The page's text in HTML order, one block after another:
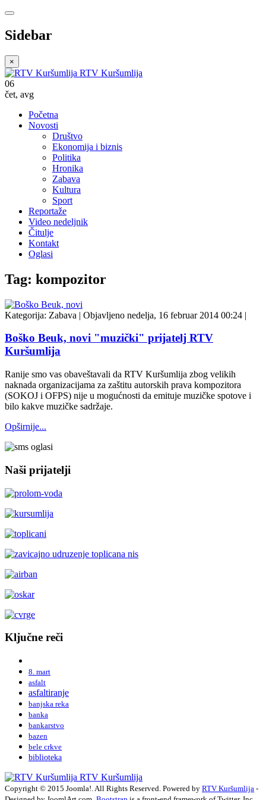
Sidebar
×
RTV Kuršumlija
06
čet, avg
Početna
Novosti
Društvo
Ekonomija i biznis
Politika
Hronika
Zabava
Kultura
Sport
Reportaže
Video nedeljnik
Čitulje
Kontakt
Oglasi
Tag: kompozitor
Kategorija: Zabava | Objavljeno nedelja, 16 februar 2014 00:24 |
Boško Beuk, novi "muzički" prijatelj RTV
Kuršumlija
Ranije smo vas obaveštavali da RTV Kuršumlija zbog velikih
naknada organizacijama za zaštitu autorskih prava kompozitora
(SOKOJ i OFPS) nije u mogućnosti da emituje muzičke spotove i
bilo kakve muzičke sadržaje.
Opširnije...
Naši prijatelji
Ključne reči
8. mart
asfalt
asfaltiranje
banjska reka
banka
bankarstvo
bazen
bele crkve
biblioteka
RTV Kuršumlija
Copyright © 2015 Joomla!. All Rights Reserved. Powered by RTV Kuršumlija -